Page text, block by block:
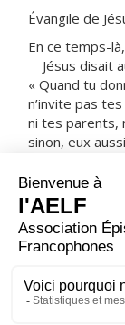
Évangile de
En ce temps-là,
Jésus disait
« Quand tu
n’invite pas
ni tes parents,
sinon, eux
Au contraire,
invite des
des boiteux,
heureux
parce qu’ils
cela te sera
– Acclamons